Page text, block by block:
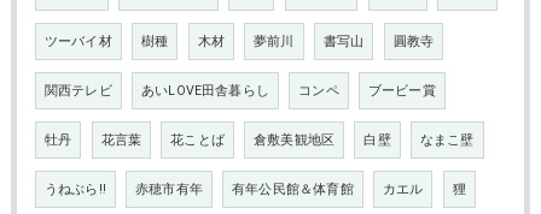
ツーバイ材 樹種 木材 夢前川 書写山 圓教寺
関西テレビ あいLOVE田舎暮らし コンペ ブービー賞
牡丹 花言葉 花ことば 倉敷美観地区 白壁 なまこ壁
うねぶら‼ 赤穂市有年 有年公民館＆体育館 カエル 狸